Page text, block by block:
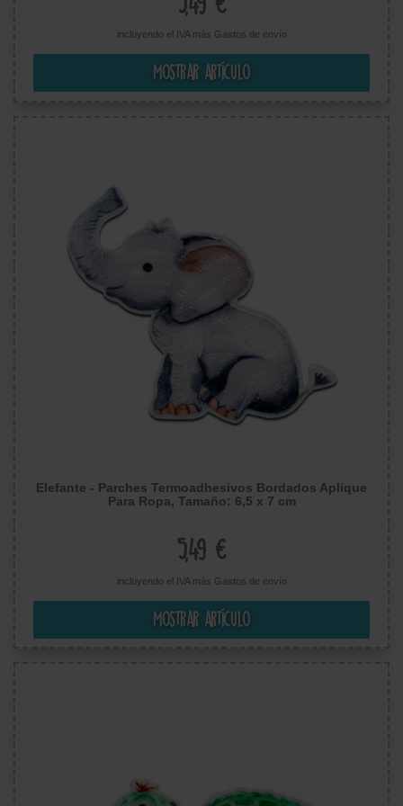
incluyendo el IVA más Gastos de envío
Mostrar artículo
Elefante - Parches Termoadhesivos Bordados Aplique
Para Ropa, Tamaño: 6,5 x 7 cm
5,49 €
incluyendo el IVA más Gastos de envío
Mostrar artículo